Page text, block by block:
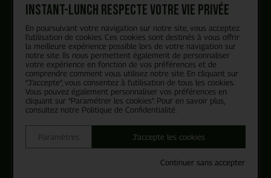
Instant-Lunch respecte votre vie privée
En poursuivant votre navigation sur notre site, vous acceptez
l’utilisation de cookies. Ces cookies sont destinés à vous offrir
la meilleure expérience possible lors de votre navigation sur
notre site. Ils nous permettent également de personnaliser
votre expérience en fonction de vos préférences et de
comprendre comment vous utilisez notre site. En cliquant sur
"J’accepte", vous consentez à l'utilisation de tous les cookies.
Vous pouvez également personnaliser vos préférences en
cliquant sur "Paramétrer les cookies". Pour en savoir plus,
consultez notre Politique de Confidentialité
J'accepte les cookies
Continuer sans accepter
Paramètres
Nos engagements
Blog
Recrutement
Qui sommes-nous ?
Politique RSE
Recevez notre actualité